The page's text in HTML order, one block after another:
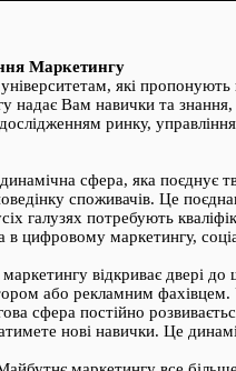
Маркетингу
які
надає Вам навички та
ринку,
сфера, яка поєднує
споживачів. Це
галузях потребують
цифровому маркетингу,
маркетингу відкриває двері
або рекламним
сфера постійно
нові навички. Це